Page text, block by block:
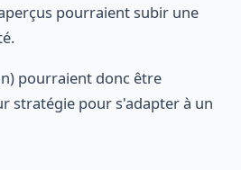
pourraient subir une
pourraient donc être
stratégie pour s'adapter à un